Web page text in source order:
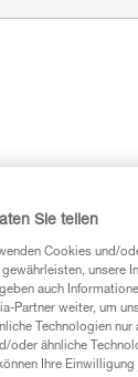
Sie teilen
Cookies und/
unsere
auch
Partner weiter, um
Technologien
oder ähnliche
Ihre